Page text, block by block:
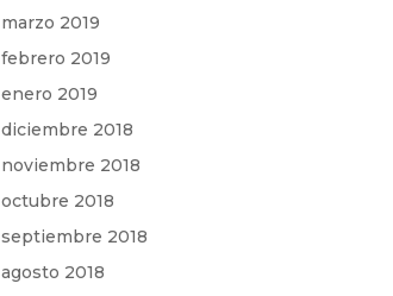
marzo 2019
febrero 2019
enero 2019
diciembre 2018
noviembre 2018
octubre 2018
septiembre 2018
agosto 2018